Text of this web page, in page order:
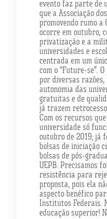
evento faz parte de
que a Associação
promovendo rumo a
ocorre em outubro,
privatização e a
universidades e
centrada em um
com o “Future-se”.
por diversas
autonomia das
gratuitas e de
já trazem
Com os recursos
universidade só
outubro de 2019; já
bolsas de iniciação
bolsas de pós-
UEPB. Precisamos
resistência para
proposta, pois ela
aspecto benéfico
Institutos Federais.
educação superior!